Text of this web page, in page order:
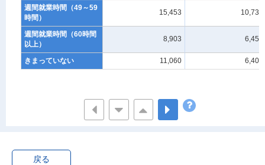
週間就業時間（49～59
時間）
15,453 10,731
週間就業時間（60時間
以上）
8,903 6,457
きまっていない 11,060 6,400
戻る